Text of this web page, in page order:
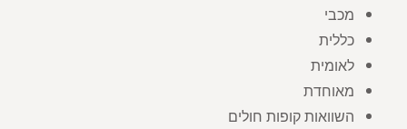
מכבי
כללית
לאומית
מאוחדת
השוואות קופות חולים